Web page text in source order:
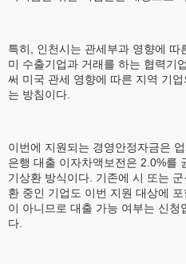
특히, 인천시는 관세부과 영향에 따
미 수출기업과 거래를 하는 협력기
써 미국 관세 영향에 따른 지역 기
는 방침이다.
이번에 지원되는 경영안정자금은
은행 대출 이자차액보전은 2.0%를
기상환 방식이다. 기존에 시 또는
환 중인 기업도 이번 지원 대상에
이 아니므로 대출 가능 여부는 신
다.